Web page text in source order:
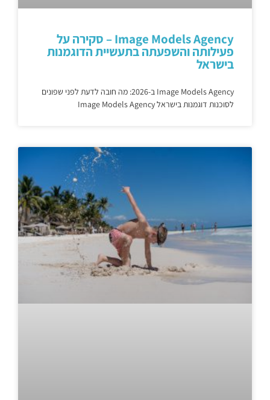
Image Models Agency – סקירה על
פעילותה והשפעתה בתעשיית הדוגמנות
בישראל
Image Models Agency ב-2026: מה חובה לדעת לפני שפונים
לסוכנות דוגמנות בישראל Image Models Agency